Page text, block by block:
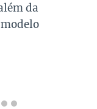
da